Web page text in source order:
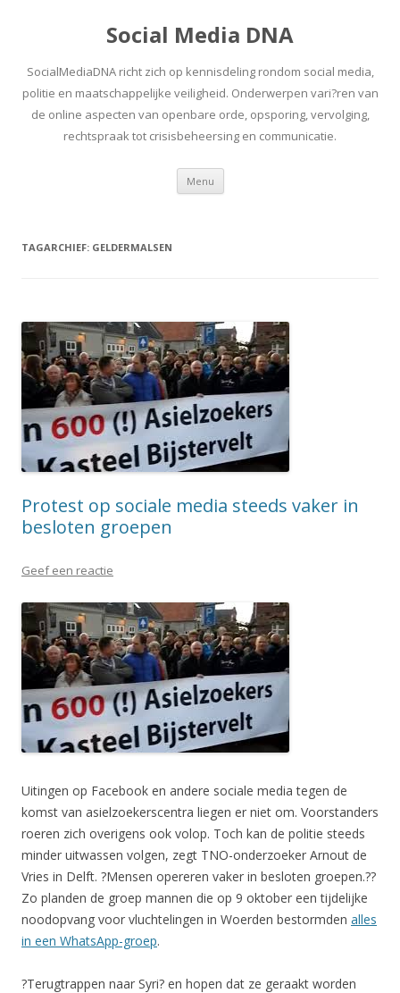
Social Media DNA
SocialMediaDNA richt zich op kennisdeling rondom social media,
politie en maatschappelijke veiligheid. Onderwerpen vari?ren van
de online aspecten van openbare orde, opsporing, vervolging,
rechtspraak tot crisisbeheersing en communicatie.
Menu Spring
inhoud
TAGARCHIEF: GELDERMALSEN
Protest op sociale media steeds vaker in
besloten groepen
Geef een reactie
Uitingen op Facebook en andere sociale media tegen de
komst van asielzoekerscentra liegen er niet om. Voorstanders
roeren zich overigens ook volop. Toch kan de politie steeds
minder uitwassen volgen, zegt TNO-onderzoeker Arnout de
Vries in Delft. ?Mensen opereren vaker in besloten groepen.??
Zo planden de groep mannen die op 9 oktober een tijdelijke
noodopvang voor vluchtelingen in Woerden bestormden alles
in een WhatsApp-groep.
?Terugtrappen naar Syri? en hopen dat ze geraakt worden